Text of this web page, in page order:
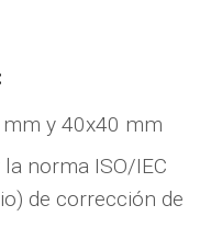
y 40x40 mm
la norma ISO/IEC
de corrección de